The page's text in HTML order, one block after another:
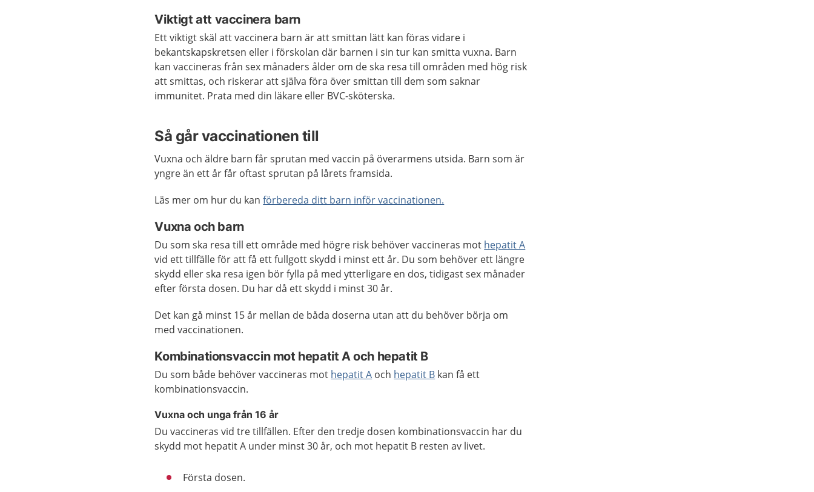
Viktigt att vaccinera barn
Ett viktigt skäl att vaccinera barn är att smittan lätt kan föras vidare i
bekantskapskretsen eller i förskolan där barnen i sin tur kan smitta vuxna. Barn
kan vaccineras från sex månaders ålder om de ska resa till områden med hög risk
att smittas, och riskerar att själva föra över smittan till dem som saknar
immunitet. Prata med din läkare eller BVC-sköterska.
Så går vaccinationen till
Vuxna och äldre barn får sprutan med vaccin på överarmens utsida. Barn som är
yngre än ett år får oftast sprutan på lårets framsida.
Läs mer om hur du kanförbereda ditt barn inför vaccinationen.
Vuxna och barn
Du som ska resa till ett område med högre risk behöver vaccineras mot hepatit A
vid ett tillfälle för att få ett fullgott skydd i minst ett år. Du som behöver ett längre
skydd eller ska resa igen bör fylla på med ytterligare en dos, tidigast sex månader
efter första dosen. Du har då ett skydd i minst 30 år.
Det kan gå minst 15 år mellan de båda doserna utan att du behöver börja om
med vaccinationen.
Kombinationsvaccin mot hepatit A och hepatit B
Du som både behöver vaccineras mot hepatit A och hepatit B kan få ett
kombinationsvaccin.
Vuxna och unga från 16 år
Du vaccineras vid tre tillfällen. Efter den tredje dosen kombinationsvaccin har du
skydd mot hepatit A under minst 30 år, och mot hepatit B resten av livet.
Första dosen.